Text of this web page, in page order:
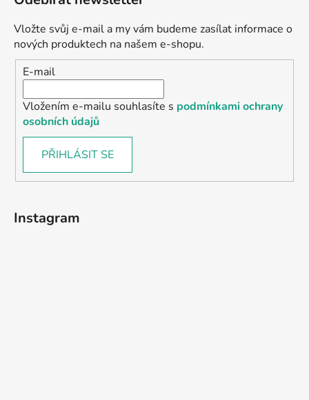
Vložte svůj e-mail a my vám budeme zasílat informace o
nových produktech na našem e-shopu.
E-mail
Vložením e-mailu souhlasíte s podmínkami ochrany
osobních údajů
PŘIHLÁSIT SE
Instagram